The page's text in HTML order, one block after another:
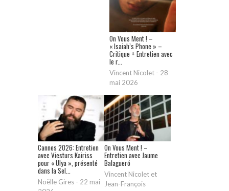
On Vous Ment ! –
« Isaiah’s Phone » –
Critique + Entretien avec
le r...
Vincent Nicolet - 28
mai 2026
Cannes 2026: Entretien
avec Viesturs Kairiss
pour « Ulya », présenté
dans la Sel...
Noëlle Gires - 22 mai
On Vous Ment ! –
Entretien avec Jaume
Balagueró
Vincent Nicolet et
Jean-François